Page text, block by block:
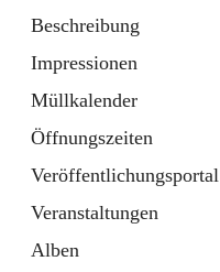
Beschreibung
Impressionen
Müllkalender
Öffnungszeiten
Veröffentlichungsportal
Veranstaltungen
Alben
1 Schnellzugriff
Bürgerservice
10 Schnellzugriffe